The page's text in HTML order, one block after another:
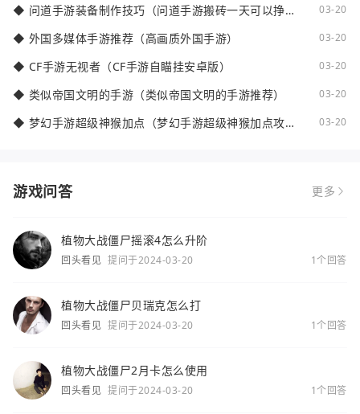
◆ 问道手游装备制作技巧（问道手游搬砖一天可以挣多
03-20
◆ 外国多媒体手游推荐（高画质外国手游） 03-20
◆ CF手游无视者（CF手游自瞄挂安卓版） 03-20
◆ 类似帝国文明的手游（类似帝国文明的手游推荐） 03-20
◆ 梦幻手游超级神猴加点（梦幻手游超级神猴加点攻
03-20
游戏问答 更多
植物大战僵尸摇滚4怎么升阶
回头看见 提问于2024-03-20 1个回答
植物大战僵尸贝瑞克怎么打
回头看见 提问于2024-03-20 1个回答
植物大战僵尸2月卡怎么使用
回头看见 提问于2024-03-20 1个回答